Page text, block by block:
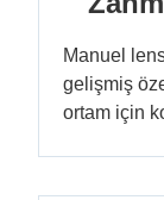
Manuel
gelişmiş
ortam için